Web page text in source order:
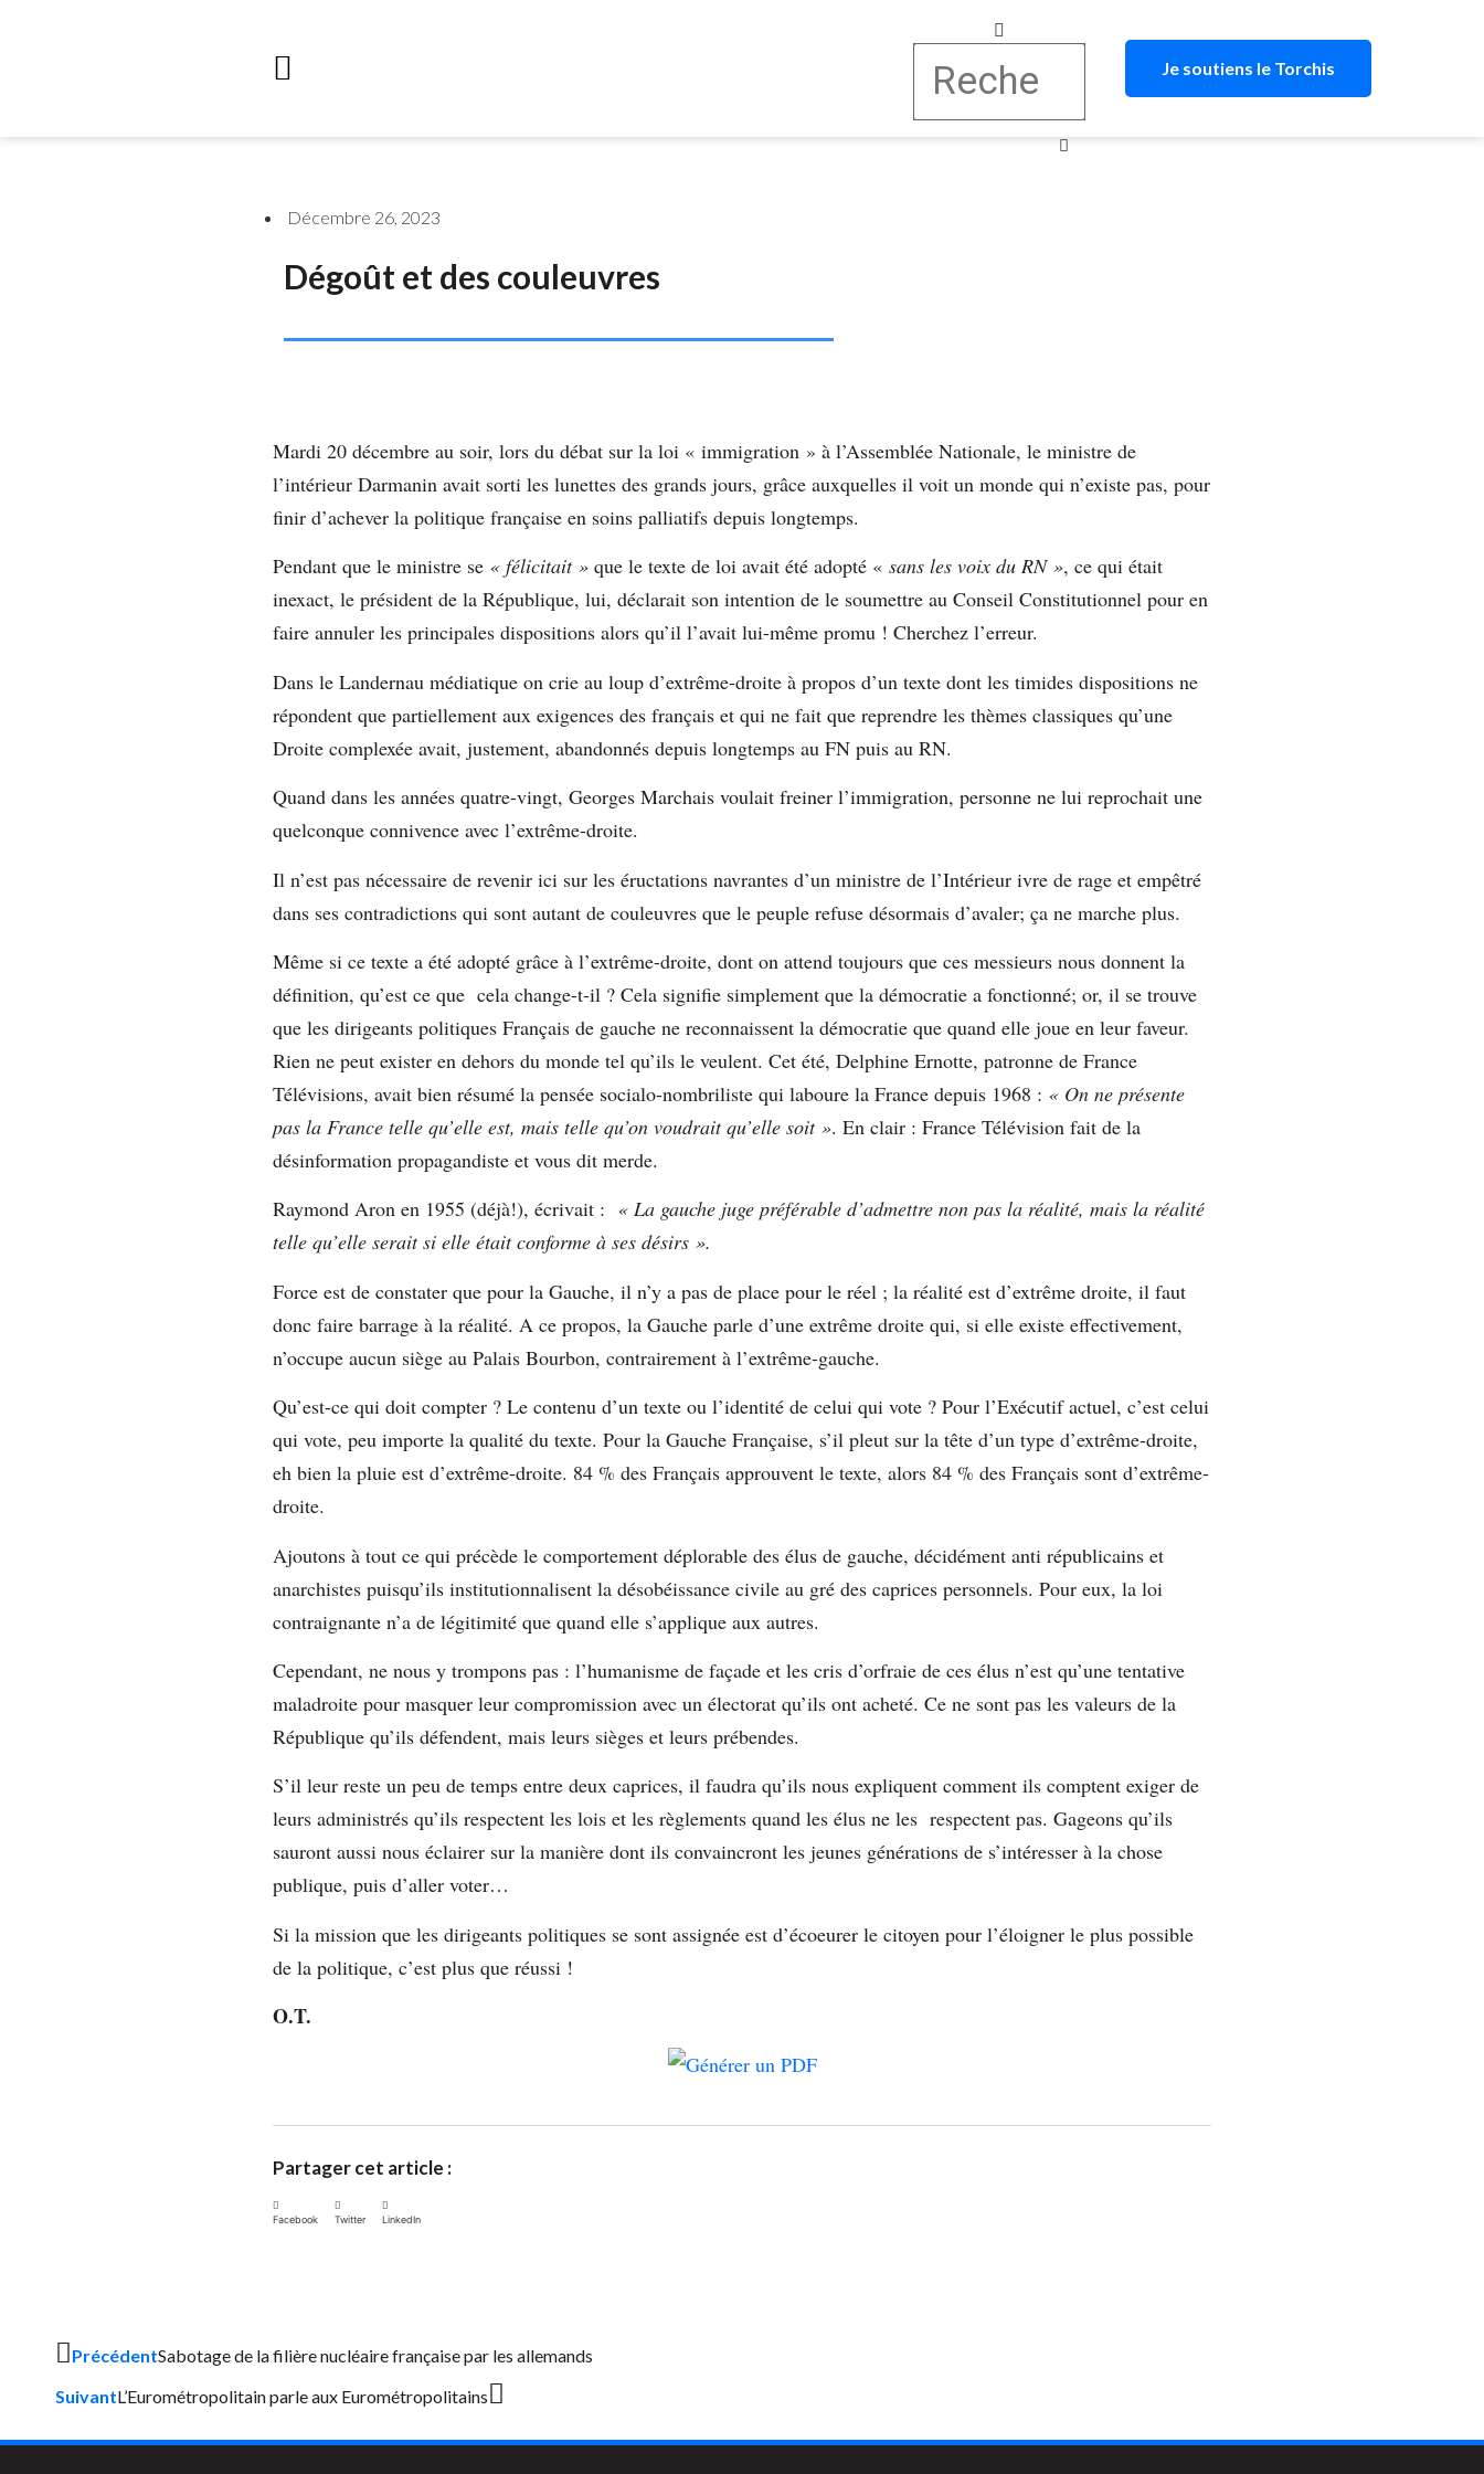
Je soutiens le Torchis
Décembre 26, 2023
Dégoût et des couleuvres
Mardi 20 décembre au soir, lors du débat sur la loi « immigration » à l’Assemblée Nationale, le ministre de
l’intérieur Darmanin avait sorti les lunettes des grands jours, grâce auxquelles il voit un monde qui n’existe pas, pour
finir d’achever la politique française en soins palliatifs depuis longtemps.
Pendant que le ministre se « félicitait » que le texte de loi avait été adopté « sans les voix du RN », ce qui était
inexact, le président de la République, lui, déclarait son intention de le soumettre au Conseil Constitutionnel pour en
faire annuler les principales dispositions alors qu’il l’avait lui-même promu ! Cherchez l’erreur.
Dans le Landernau médiatique on crie au loup d’extrême-droite à propos d’un texte dont les timides dispositions ne
répondent que partiellement aux exigences des français et qui ne fait que reprendre les thèmes classiques qu’une
Droite complexée avait, justement, abandonnés depuis longtemps au FN puis au RN.
Quand dans les années quatre-vingt, Georges Marchais voulait freiner l’immigration, personne ne lui reprochait une
quelconque connivence avec l’extrême-droite.
Il n’est pas nécessaire de revenir ici sur les éructations navrantes d’un ministre de l’Intérieur ivre de rage et empêtré
dans ses contradictions qui sont autant de couleuvres que le peuple refuse désormais d’avaler; ça ne marche plus.
Même si ce texte a été adopté grâce à l’extrême-droite, dont on attend toujours que ces messieurs nous donnent la
définition, qu’est ce que cela change-t-il ? Cela signifie simplement que la démocratie a fonctionné; or, il se trouve
que les dirigeants politiques Français de gauche ne reconnaissent la démocratie que quand elle joue en leur faveur.
Rien ne peut exister en dehors du monde tel qu’ils le veulent. Cet été, Delphine Ernotte, patronne de France
Télévisions, avait bien résumé la pensée socialo-nombriliste qui laboure la France depuis 1968 : « On ne présente
pas la France telle qu’elle est, mais telle qu’on voudrait qu’elle soit ». En clair : France Télévision fait de la
désinformation propagandiste et vous dit merde.
Raymond Aron en 1955 (déjà!), écrivait : « La gauche juge préférable d’admettre non pas la réalité, mais la réalité
telle qu’elle serait si elle était conforme à ses désirs ».
Force est de constater que pour la Gauche, il n’y a pas de place pour le réel ; la réalité est d’extrême droite, il faut
donc faire barrage à la réalité. A ce propos, la Gauche parle d’une extrême droite qui, si elle existe effectivement,
n’occupe aucun siège au Palais Bourbon, contrairement à l’extrême-gauche.
Qu’est-ce qui doit compter ? Le contenu d’un texte ou l’identité de celui qui vote ? Pour l’Exécutif actuel, c’est celui
qui vote, peu importe la qualité du texte. Pour la Gauche Française, s’il pleut sur la tête d’un type d’extrême-droite,
eh bien la pluie est d’extrême-droite. 84 % des Français approuvent le texte, alors 84 % des Français sont d’extrême-
droite.
Ajoutons à tout ce qui précède le comportement déplorable des élus de gauche, décidément anti républicains et
anarchistes puisqu’ils institutionnalisent la désobéissance civile au gré des caprices personnels. Pour eux, la loi
contraignante n’a de légitimité que quand elle s’applique aux autres.
Cependant, ne nous y trompons pas : l’humanisme de façade et les cris d’orfraie de ces élus n’est qu’une tentative
maladroite pour masquer leur compromission avec un électorat qu’ils ont acheté. Ce ne sont pas les valeurs de la
République qu’ils défendent, mais leurs sièges et leurs prébendes.
S’il leur reste un peu de temps entre deux caprices, il faudra qu’ils nous expliquent comment ils comptent exiger de
leurs administrés qu’ils respectent les lois et les règlements quand les élus ne les respectent pas. Gageons qu’ils
sauront aussi nous éclairer sur la manière dont ils convaincront les jeunes générations de s’intéresser à la chose
publique, puis d’aller voter…
Si la mission que les dirigeants politiques se sont assignée est d’écoeurer le citoyen pour l’éloigner le plus possible
de la politique, c’est plus que réussi !
O.T.
Partager cet article :
Facebook Twitter LinkedIn
PrécédentSabotage de la filière nucléaire française par les allemands
SuivantL’Eurométropolitain parle aux Eurométropolitains